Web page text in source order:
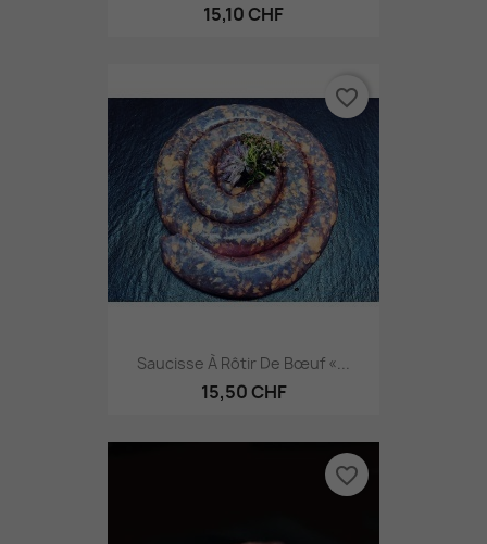
15,10 CHF
Saucisse À Rôtir De Bœuf «...
15,50 CHF
favorite_border
favorite_border